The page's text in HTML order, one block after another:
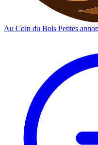
Au Coin du Bois Petites